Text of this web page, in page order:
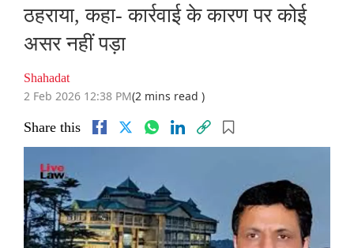
ठहराया, कहा- कार्रवाई के कारण पर कोई
असर नहीं पड़ा
Shahadat
2 Feb 2026 12:38 PM(2 mins read )
Share this